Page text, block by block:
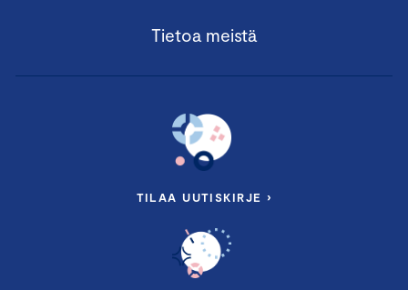
Tietoa meistä
TILAA UUTISKIRJE ›